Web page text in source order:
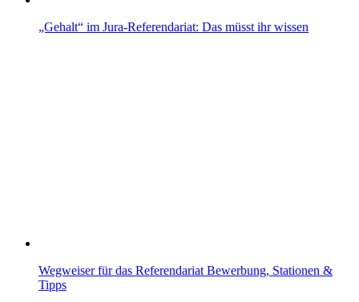
„Gehalt“ im Jura-Referendariat: Das müsst ihr wissen
Wegweiser für das Referendariat Bewerbung, Stationen &
Tipps